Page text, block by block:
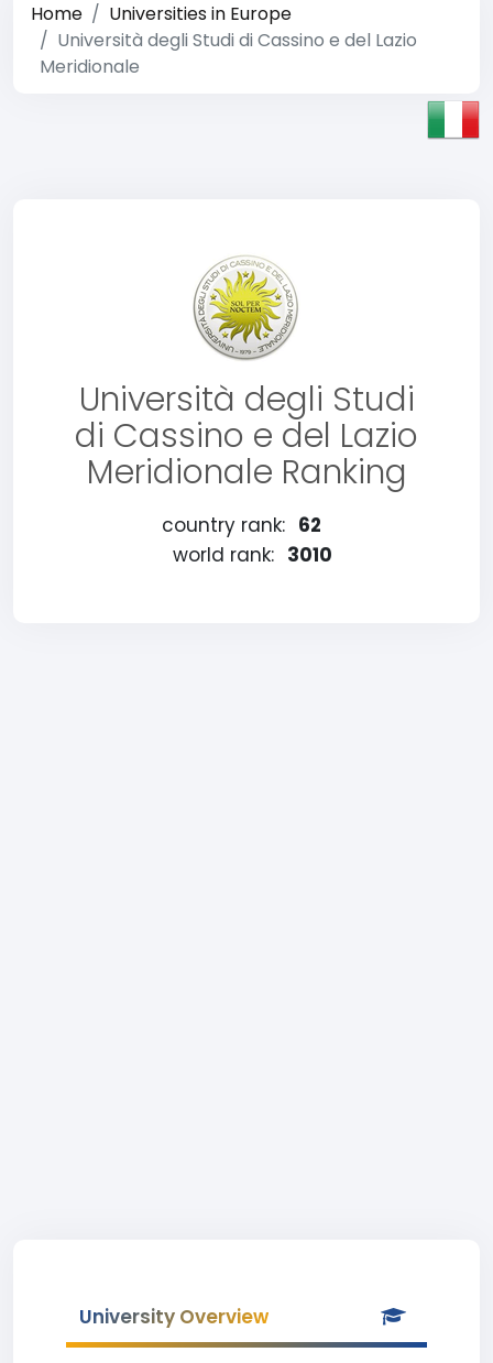
Home
Universities in Europe
Università degli Studi di Cassino e del Lazio
Meridionale
Università degli Studi
di Cassino e del Lazio
Meridionale Ranking
country rank: 62
world rank: 3010
University Overview